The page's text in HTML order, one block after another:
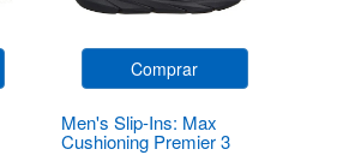
Comprar
Men's Slip-Ins: Max
Cushioning Premier 3